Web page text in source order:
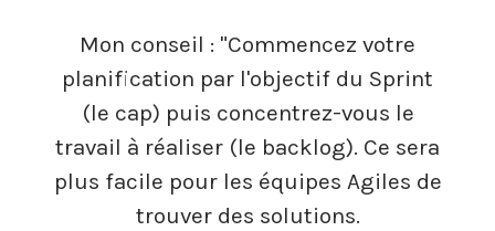
Mon conseil : "Commencez votre
planification par l'objectif du Sprint
(le cap) puis concentrez-vous le
travail à réaliser (le backlog). Ce sera
plus facile pour les équipes Agiles de
trouver des solutions.